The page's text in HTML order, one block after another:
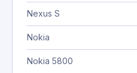
Nexus S
Nokia
Nokia 5800